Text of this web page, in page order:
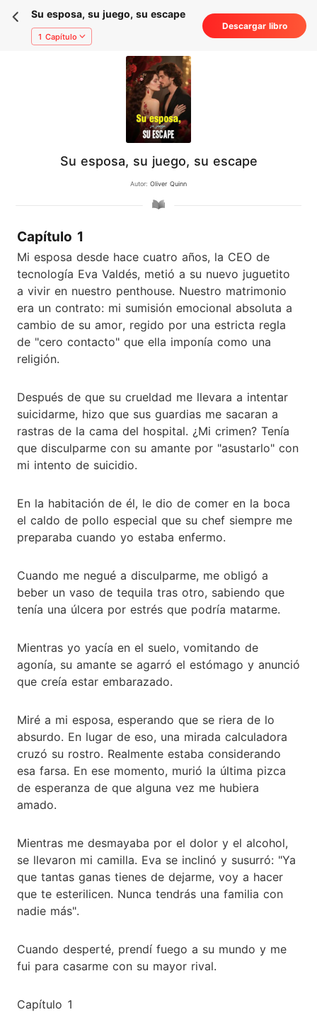
Su esposa, su juego, su escape
1 Capítulo
Descargar libro
Su esposa, su juego, su escape
Autor: Oliver Quinn
Capítulo 1
Mi esposa desde hace cuatro años, la CEO de
tecnología Eva Valdés, metió a su nuevo juguetito
a vivir en nuestro penthouse. Nuestro matrimonio
era un contrato: mi sumisión emocional absoluta a
cambio de su amor, regido por una estricta regla
de "cero contacto" que ella imponía como una
religión.
Después de que su crueldad me llevara a intentar
suicidarme, hizo que sus guardias me sacaran a
rastras de la cama del hospital. ¿Mi crimen? Tenía
que disculparme con su amante por "asustarlo" con
mi intento de suicidio.
En la habitación de él, le dio de comer en la boca
el caldo de pollo especial que su chef siempre me
preparaba cuando yo estaba enfermo.
Cuando me negué a disculparme, me obligó a
beber un vaso de tequila tras otro, sabiendo que
tenía una úlcera por estrés que podría matarme.
Mientras yo yacía en el suelo, vomitando de
agonía, su amante se agarró el estómago y anunció
que creía estar embarazado.
Miré a mi esposa, esperando que se riera de lo
absurdo. En lugar de eso, una mirada calculadora
cruzó su rostro. Realmente estaba considerando
esa farsa. En ese momento, murió la última pizca
de esperanza de que alguna vez me hubiera
amado.
Mientras me desmayaba por el dolor y el alcohol,
se llevaron mi camilla. Eva se inclinó y susurró: "Ya
que tantas ganas tienes de dejarme, voy a hacer
que te esterilicen. Nunca tendrás una familia con
nadie más".
Cuando desperté, prendí fuego a su mundo y me
fui para casarme con su mayor rival.
Capítulo 1